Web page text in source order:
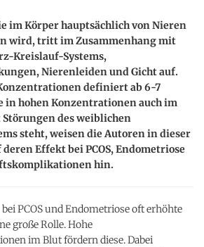
im Körper hauptsächlich von Nieren
wird, tritt im Zusammenhang mit
Kreislauf-Systems,
Nierenleiden und Gicht auf.
definiert ab 6-7
in hohen Konzentrationen auch im
des weiblichen
steht, weisen die Autoren in dieser
Effekt bei PCOS, Endometriose
hin.
PCOS und Endometriose oft erhöhte
große Rolle. Hohe
im Blut fördern diese. Dabei